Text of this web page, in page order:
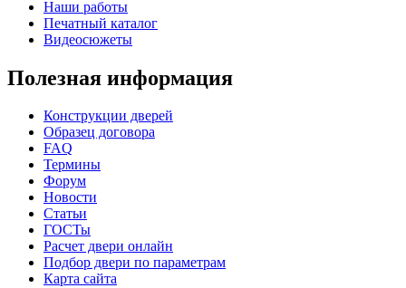
Наши работы
Печатный каталог
Видеосюжеты
Полезная информация
Конструкции дверей
Образец договора
FAQ
Термины
Форум
Новости
Статьи
ГОСТы
Расчет двери онлайн
Подбор двери по параметрам
Карта сайта